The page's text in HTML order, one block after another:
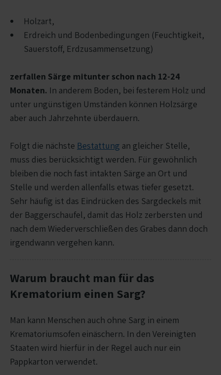
Holzart,
Erdreich und Bodenbedingungen (Feuchtigkeit,
Sauerstoff, Erdzusammensetzung)
zerfallen Särge mitunter schon nach 12-24
Monaten. In anderem Boden, bei festerem Holz und
unter ungünstigen Umständen können Holzsärge
aber auch Jahrzehnte überdauern.
Folgt die nächste Bestattung an gleicher Stelle,
muss dies berücksichtigt werden. Für gewöhnlich
bleiben die noch fast intakten Särge an Ort und
Stelle und werden allenfalls etwas tiefer gesetzt.
Sehr häufig ist das Eindrücken des Sargdeckels mit
der Baggerschaufel, damit das Holz zerbersten und
nach dem Wiederverschließen des Grabes dann doch
irgendwann vergehen kann.
Warum braucht man für das
Krematorium einen Sarg?
Man kann Menschen auch ohne Sarg in einem
Krematoriumsofen einäschern. In den Vereinigten
Staaten wird hierfür in der Regel auch nur ein
Pappkarton verwendet.